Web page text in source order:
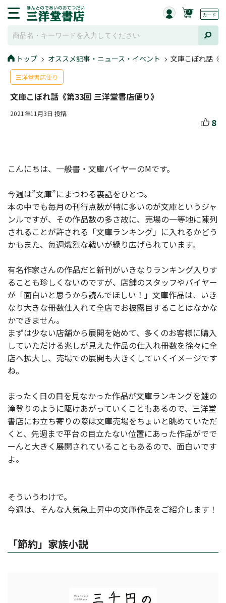
0
トップ オススメ記事・ニュース・イベント 文庫こぼれ話《
三洋堂書店便り
文庫こぼれ話《第33回 三洋堂書店便り》
2021年11月3日 投稿
8
こんにちは、一般書・文庫バイヤーのMです。
今週は”文庫”にまつわる裏話をひとつ。
本の中でも毎月の刊行点数が特に多いのが文庫というジャ
ンルですが、その作品数の多さ故に、売場の一等地に陳列
されることが許される「文庫ランキング」に入れるかどう
かもまた、毎週熾烈な戦いが繰り広げられています。
有名作家さんの作品だと新刊がいきなりランキング入りす
ることも珍しくないのですが、店舗のスタッフやバイヤー
が「面白いと思うから読んでほしい！」文庫作品は、いき
なり大きな冊数仕入れて全店でお披露目することはなかな
かできません。
まずは少ない店舗から展開を始めて、多くのお客様に購入
していただける兆しが見えた作品の仕入れ冊数を徐々に全
店へ拡大し、売場での展開も大きくしていくイメージです
ね。
まったく日の目を見なかった作品が文庫ランキングを鯉の
滝登りのように駆けあがっていくこともあるので、三洋堂
書店にお立ち寄りの際は文庫売場をちょいと眺めていただ
くと、先週まで平台の目立たない位置にあった作品がでで
ーんと大きく展開されていることもあるので、面白いです
よ。
そういうわけで。
今週は、そんな人気急上昇中の文庫作品をご紹介します！
「節約」家族小説